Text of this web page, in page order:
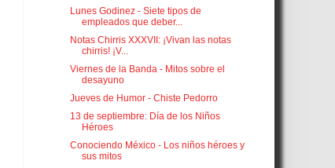
Lunes Godinez - Siete tipos de
empleados que deber...
Notas Chirris XXXVII: ¡Vivan las notas
chirris! ¡V...
Viernes de la Banda - Mitos sobre el
desayuno
Jueves de Humor - Chiste Pedorro
13 de septiembre: Día de los Niños
Héroes
Conociendo México - Los niños héroes y
sus mitos